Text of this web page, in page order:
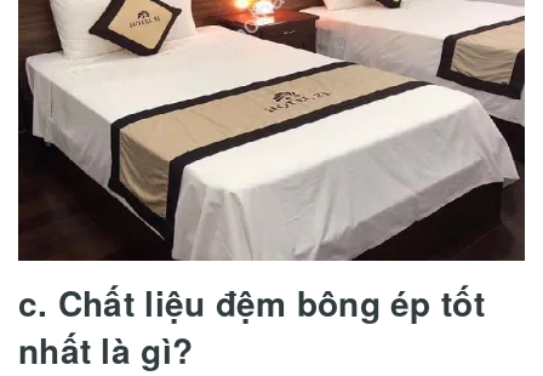
c. Chất liệu đệm bông ép tốt
nhất là gì?